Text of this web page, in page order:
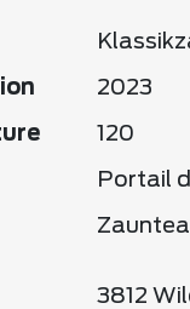
2023
120
Portail
3812